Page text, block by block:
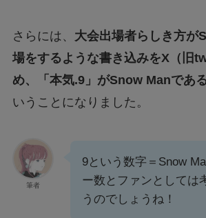
さらには、 大会出場者らしき方が
場をするような書き込みをX（旧
め、「本気.9」がSnow Manであ
いうことになりました。
筆者
9という数字＝Snow
ー数とファンとしては
うのでしょうね！